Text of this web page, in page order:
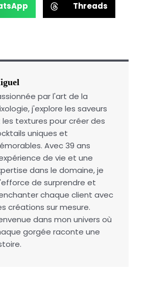
Threads
par l'art de la
j'explore les saveurs
textures pour créer des
uniques et
Avec 39 ans
de vie et une
dans le domaine, je
de surprendre et
chaque client avec
créations sur mesure.
dans mon univers où
gorgée raconte une